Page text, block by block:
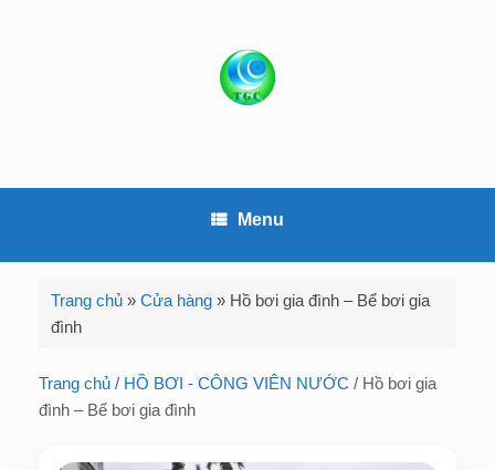
Menu
Trang chủ »Cửa hàng » Hồ bơi gia đình – Bể bơi gia
đình
Trang chủ / HỒ BƠI - CÔNG VIÊN NƯỚC / Hồ bơi gia
đình – Bể bơi gia đình